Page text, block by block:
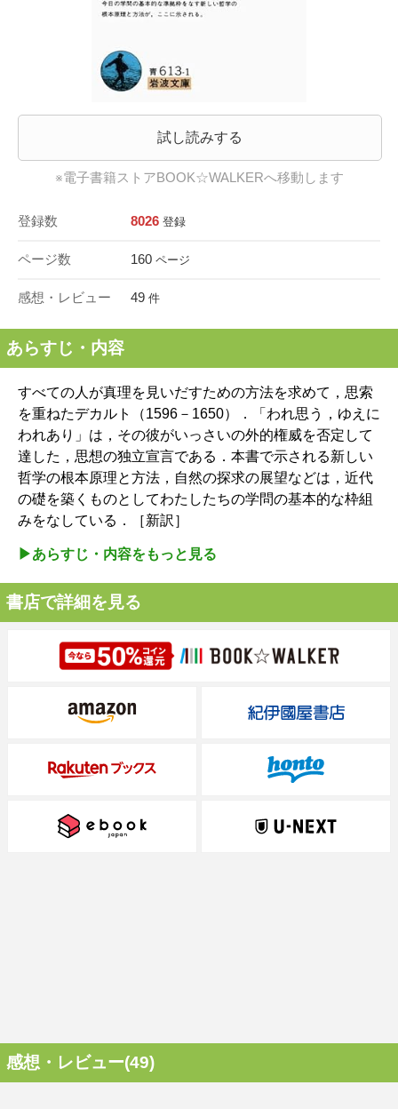
試し読みする
※電子書籍ストアBOOK☆WALKERへ移動します
登録数 8026 登録
ページ数 160 ページ
感想・レビュー 49 件
あらすじ・内容
すべての人が真理を見いだすための方法を求めて，思索
を重ねたデカルト（1596－1650）．「われ思う，ゆえに
われあり」は，その彼がいっさいの外的権威を否定して
達した，思想の独立宣言である．本書で示される新しい
哲学の根本原理と方法，自然の探求の展望などは，近代
の礎を築くものとしてわたしたちの学問の基本的な枠組
みをなしている．［新訳］
▶︎あらすじ・内容をもっと見る
書店で詳細を見る
感想・レビュー(49)